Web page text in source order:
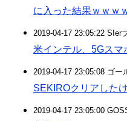
に入った結果ｗｗｗ
2019-04-17 23:05:22 SIer
米インテル、5Gスマ
2019-04-17 23:05:08 ゴー
SEKIROクリアした
2019-04-17 23:05:00